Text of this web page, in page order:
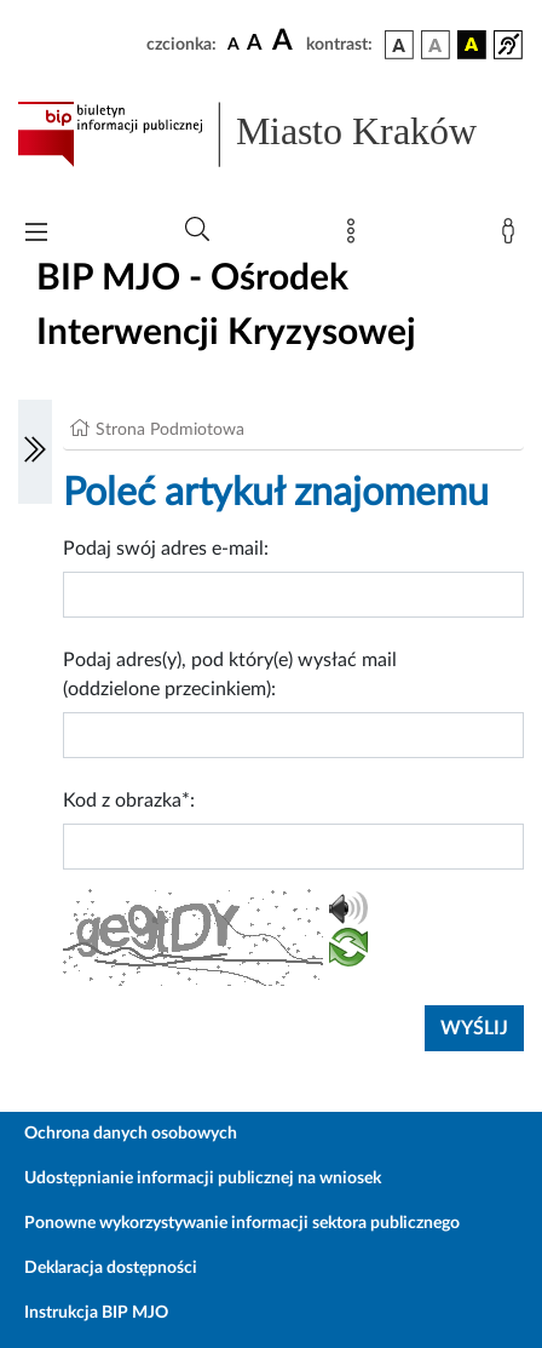
czcionka: A A A kontrast:
Miasto Kraków
BIP MJO - Ośrodek
Interwencji Kryzysowej
Strona Podmiotowa
Poleć artykuł znajomemu
Podaj swój adres e-mail:
Podaj adres(y), pod który(e) wysłać mail
(oddzielone przecinkiem):
Kod z obrazka*:
Ochrona danych osobowych
Udostępnianie informacji publicznej na wniosek
Ponowne wykorzystywanie informacji sektora publicznego
Deklaracja dostępności
Instrukcja BIP MJO